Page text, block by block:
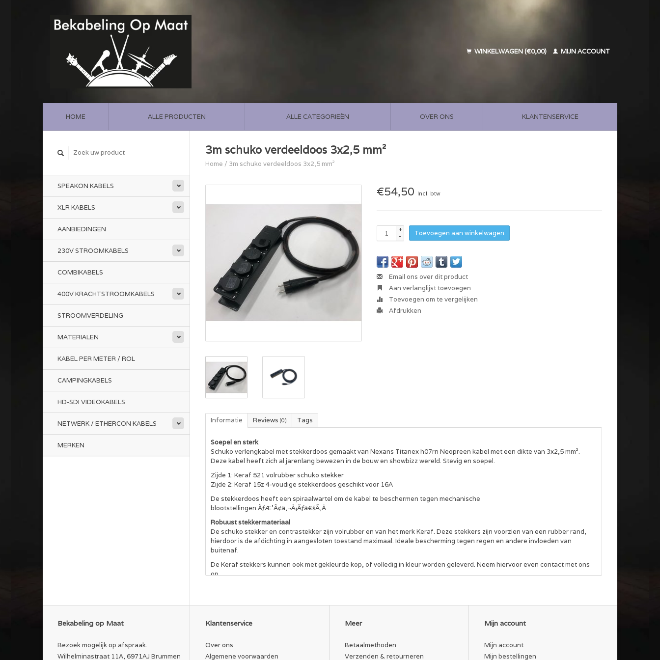
WINKELWAGEN (€0,00) MIJN ACCOUNT
HOME ALLE PRODUCTEN ALLE CATEGORIEËN OVER ONS KLANTENSERVICE
SPEAKON KABELS
XLR KABELS
AANBIEDINGEN
230V STROOMKABELS
COMBIKABELS
400V KRACHTSTROOMKABELS
STROOMVERDELING
MATERIALEN
KABEL PER METER / ROL
CAMPINGKABELS
HD-SDI VIDEOKABELS
NETWERK / ETHERCON KABELS
MERKEN
3m schuko verdeeldoos 3x2,5 mm²
Home / 3m schuko verdeeldoos 3x2,5 mm²
€54,50 Incl. btw
+
-
Toevoegen aan winkelwagen
Email ons over dit product
Aan verlanglijst toevoegen
Toevoegen om te vergelijken
Afdrukken
Informatie Reviews (0) Tags
Soepel en sterk
Schuko verlengkabel met stekkerdoos gemaakt van Nexans Titanex h07rn Neopreen kabel met een dikte van 3x2,5 mm².
Deze kabel heeft zich al jarenlang bewezen in de bouw en showbizz wereld. Stevig en soepel.
Zijde 1: Keraf 521 volrubber schuko stekker
Zijde 2: Keraf 15z 4-voudige stekkerdoos geschikt voor 16A
De stekkerdoos heeft een spiraalwartel om de kabel te beschermen tegen mechanische
blootstellingen.ÃƒÆ’Ã¢â‚¬Å¡Ãƒâ€šÃ‚Â
Robuust stekkermateriaal
De schuko stekker en contrastekker zijn volrubber en van het merk Keraf. Deze stekkers zijn voorzien van een rubber rand,
hierdoor is de afdichting in aangesloten toestand maximaal. Ideale bescherming tegen regen en andere invloeden van
buitenaf.
De Keraf stekkers kunnen ook met gekleurde kop, of volledig in kleur worden geleverd. Neem hiervoor even contact met ons
op.
20m)
NEN 3140 gekeurd
Bekabeling op Maat
Bezoek mogelijk op afspraak.
Wilhelminastraat 11A, 6971AJ Brummen
Klantenservice
Over ons
Algemene voorwaarden
Meer
Betaalmethoden
Verzenden & retourneren
Mijn account
Mijn account
Mijn bestellingen